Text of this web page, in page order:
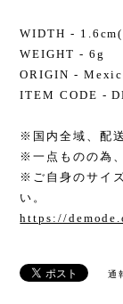
WIDTH -
WEIGHT - 6g
ORIGIN -
ITEM CODE -
※国内全域、配
※一点ものの為
※ご自身のサイ
い。
https://
通